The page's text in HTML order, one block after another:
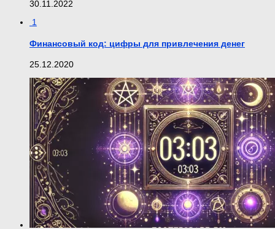
30.11.2022
1
Финансовый код: цифры для привлечения денег
25.12.2020